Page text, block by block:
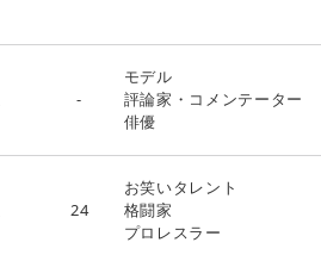
-
モデル
評論家・コメンテーター
俳優
24
お笑いタレント
格闘家
プロレスラー